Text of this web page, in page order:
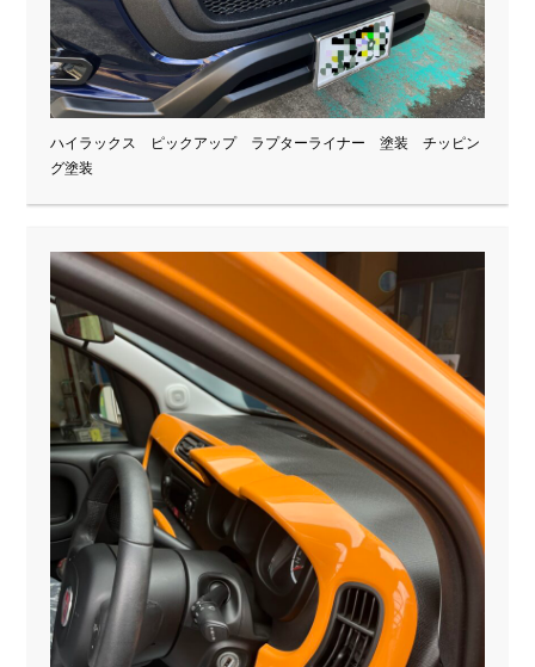
ハイラックス ピックアップ ラプターライナー 塗装 チッピン
グ塗装